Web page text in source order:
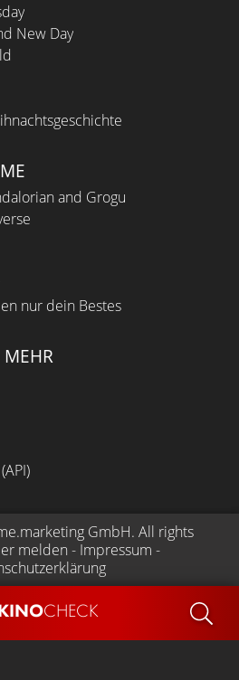
CHECK
New Day
and Grogu
nur dein Bestes
GmbH. All rights
melden - Impressum -